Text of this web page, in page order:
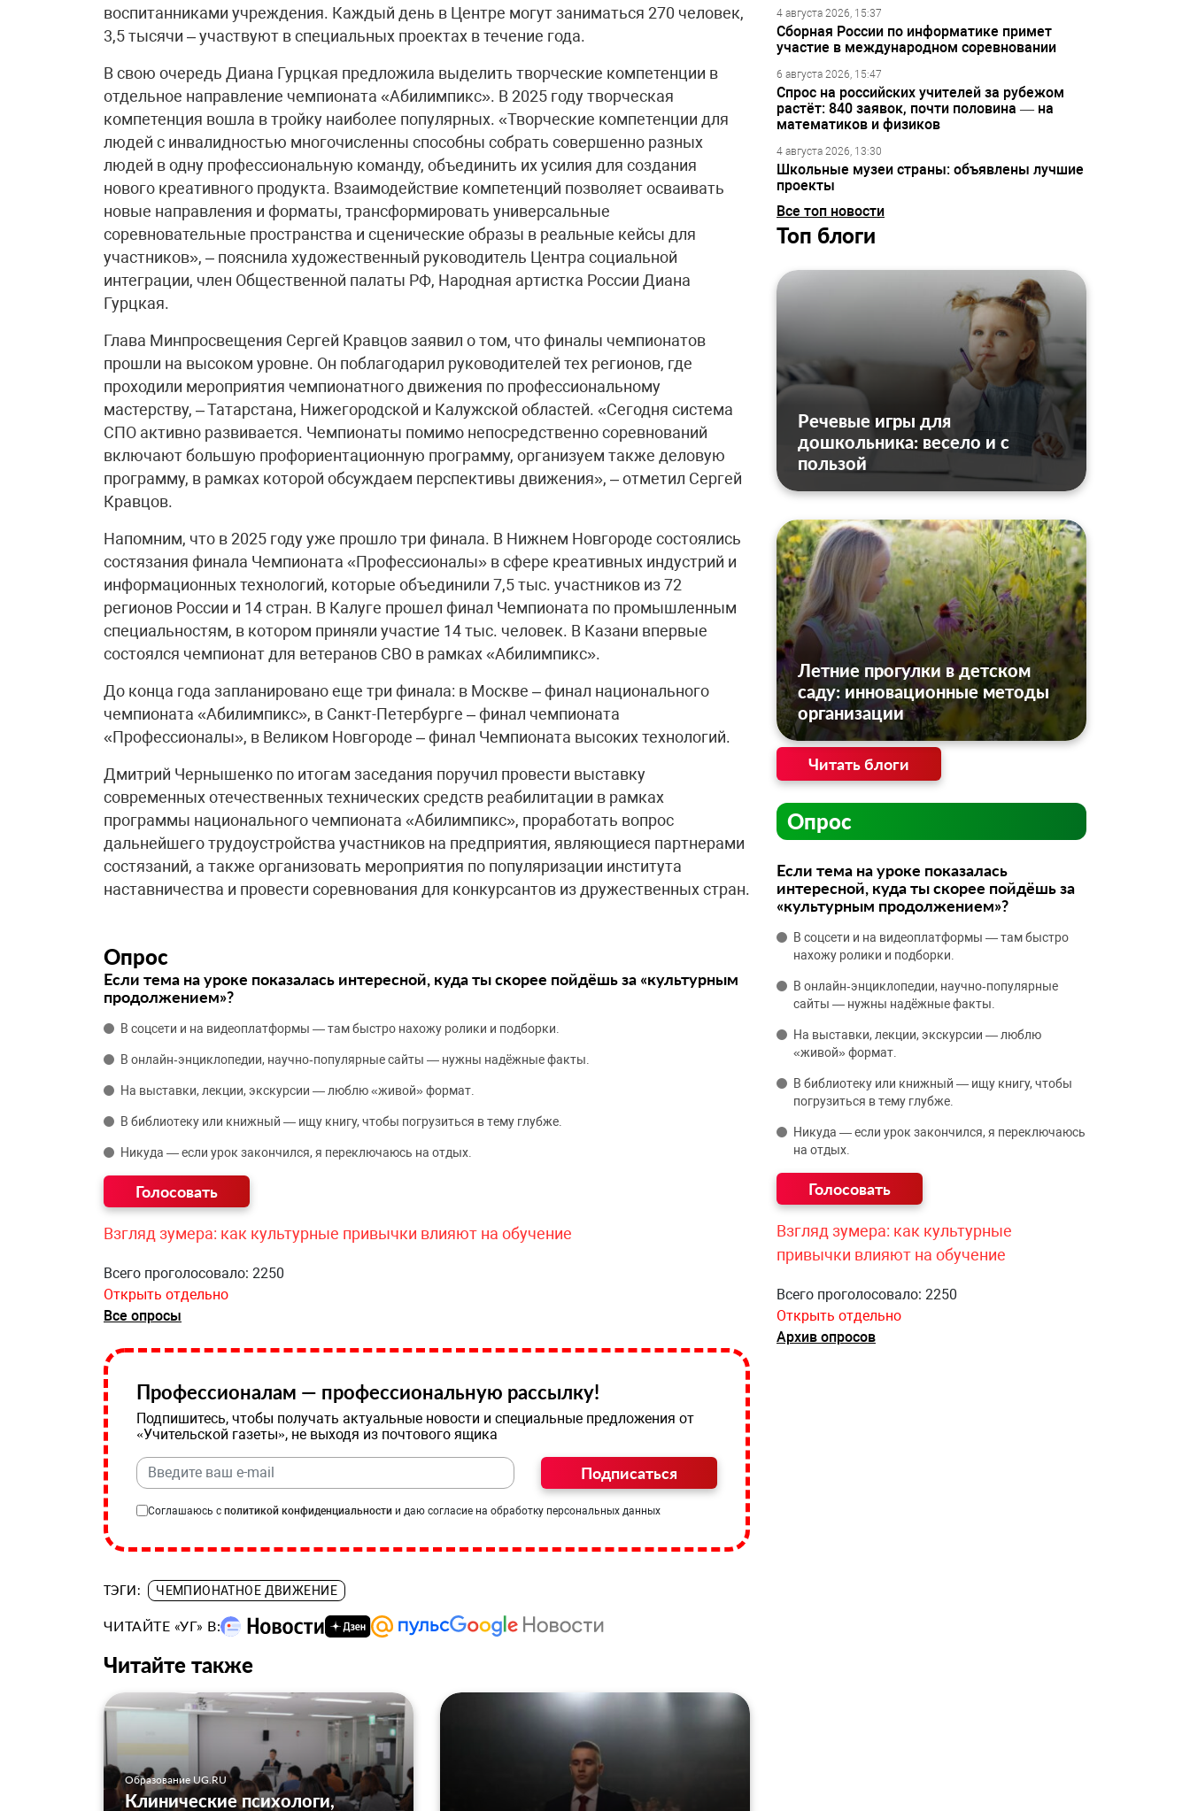
воспитанниками учреждения. Каждый день в Центре могут заниматься 270 человек,
3,5 тысячи – участвуют в специальных проектах в течение года.
В свою очередь Диана Гурцкая предложила выделить творческие компетенции в
отдельное направление чемпионата «Абилимпикс». В 2025 году творческая
компетенция вошла в тройку наиболее популярных. «Творческие компетенции для
людей с инвалидностью многочисленны способны собрать совершенно разных
людей в одну профессиональную команду, объединить их усилия для создания
нового креативного продукта. Взаимодействие компетенций позволяет осваивать
новые направления и форматы, трансформировать универсальные
соревновательные пространства и сценические образы в реальные кейсы для
участников», – пояснила художественный руководитель Центра социальной
интеграции, член Общественной палаты РФ, Народная артистка России Диана
Гурцкая.
Глава Минпросвещения Сергей Кравцов заявил о том, что финалы чемпионатов
прошли на высоком уровне. Он поблагодарил руководителей тех регионов, где
проходили мероприятия чемпионатного движения по профессиональному
мастерству, – Татарстана, Нижегородской и Калужской областей. «Сегодня система
СПО активно развивается. Чемпионаты помимо непосредственно соревнований
включают большую профориентационную программу, организуем также деловую
программу, в рамках которой обсуждаем перспективы движения», – отметил Сергей
Кравцов.
Напомним, что в 2025 году уже прошло три финала. В Нижнем Новгороде состоялись
состязания финала Чемпионата «Профессионалы» в сфере креативных индустрий и
информационных технологий, которые объединили 7,5 тыс. участников из 72
регионов России и 14 стран. В Калуге прошел финал Чемпионата по промышленным
специальностям, в котором приняли участие 14 тыс. человек. В Казани впервые
состоялся чемпионат для ветеранов СВО в рамках «Абилимпикс».
До конца года запланировано еще три финала: в Москве – финал национального
чемпионата «Абилимпикс», в Санкт-Петербурге – финал чемпионата
«Профессионалы», в Великом Новгороде – финал Чемпионата высоких технологий.
Дмитрий Чернышенко по итогам заседания поручил провести выставку
современных отечественных технических средств реабилитации в рамках
программы национального чемпионата «Абилимпикс», проработать вопрос
дальнейшего трудоустройства участников на предприятия, являющиеся партнерами
состязаний, а также организовать мероприятия по популяризации института
наставничества и провести соревнования для конкурсантов из дружественных стран.
Опрос
Если тема на уроке показалась интересной, куда ты скорее пойдёшь за «культурным
продолжением»?
В соцсети и на видеоплатформы — там быстро нахожу ролики и подборки.
В онлайн‑энциклопедии, научно‑популярные сайты — нужны надёжные факты.
На выставки, лекции, экскурсии — люблю «живой» формат.
В библиотеку или книжный — ищу книгу, чтобы погрузиться в тему глубже.
Никуда — если урок закончился, я переключаюсь на отдых.
Взгляд зумера: как культурные привычки влияют на обучение
Всего проголосовало: 2250
Открыть отдельно
Все опросы
Профессионалам — профессиональную рассылку!
Подпишитесь, чтобы получать актуальные новости и специальные предложения от
«Учительской газеты», не выходя из почтового ящика
Подписаться
Соглашаюсь с политикой конфиденциальности и даю согласие на обработку персональных данных
ТЭГИ: ЧЕМПИОНАТНОЕ ДВИЖЕНИЕ
ЧИТАЙТЕ «УГ» В:
Читайте также
Образование UG.RU
Клинические психологи,
4 августа 2026, 15:37
Сборная России по информатике примет
участие в международном соревновании
6 августа 2026, 15:47
Спрос на российских учителей за рубежом
растёт: 840 заявок, почти половина — на
математиков и физиков
4 августа 2026, 13:30
Школьные музеи страны: объявлены лучшие
проекты
Все топ новости
Топ блоги
Речевые игры для
дошкольника: весело и с
пользой
Летние прогулки в детском
саду: инновационные методы
организации
Читать блоги
Опрос
Если тема на уроке показалась
интересной, куда ты скорее пойдёшь за
«культурным продолжением»?
В соцсети и на видеоплатформы — там быстро
нахожу ролики и подборки.
В онлайн‑энциклопедии, научно‑популярные
сайты — нужны надёжные факты.
На выставки, лекции, экскурсии — люблю
«живой» формат.
В библиотеку или книжный — ищу книгу, чтобы
погрузиться в тему глубже.
Никуда — если урок закончился, я переключаюсь
на отдых.
Взгляд зумера: как культурные
привычки влияют на обучение
Всего проголосовало: 2250
Открыть отдельно
Архив опросов